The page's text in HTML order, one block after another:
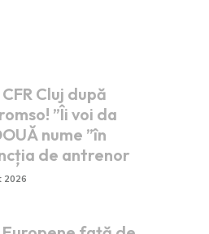
Cluj după
”Îi voi da
nume ”în
de antrenor
2026